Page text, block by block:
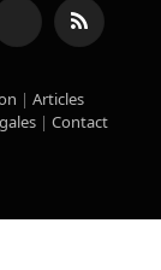
TikTok RSS
| Articles
| Contact